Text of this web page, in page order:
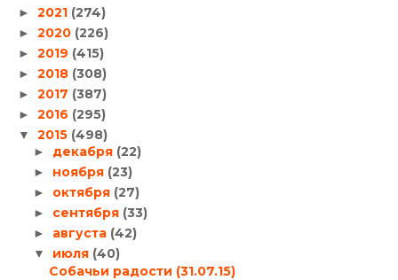
► 2021 (274)
► 2020 (226)
► 2019 (415)
► 2018 (308)
► 2017 (387)
► 2016 (295)
▼ 2015 (498)
► декабря (22)
► ноября (23)
► октября (27)
► сентября (33)
► августа (42)
▼ июля (40)
Собачьи радости (31.07.15)